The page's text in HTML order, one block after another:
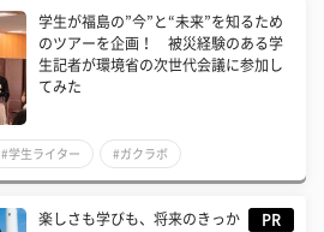
学生が福島の”今”と“未来”を知るため
のツアーを企画！ 被災経験のある学
生記者が環境省の次世代会議に参加し
てみた
#学生ライター #ガクラボ
楽しさも学びも、将来のきっか
PR